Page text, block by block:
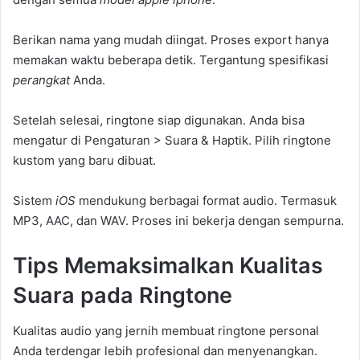
Berikan nama yang mudah diingat. Proses export hanya
memakan waktu beberapa detik. Tergantung spesifikasi
perangkatAnda.
Setelah selesai, ringtone siap digunakan. Anda bisa
mengatur di Pengaturan > Suara & Haptik. Pilih ringtone
kustom yang baru dibuat.
Sistem iOS mendukung berbagai format audio. Termasuk
MP3, AAC, dan WAV. Proses ini bekerja dengan sempurna.
Tips Memaksimalkan Kualitas
Suara pada Ringtone
Kualitas audio yang jernih membuat ringtone personal
Anda terdengar lebih profesional dan menyenangkan.